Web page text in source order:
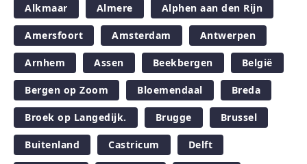
Alkmaar Almere Alphen aan den Rijn
Amersfoort Amsterdam Antwerpen
Arnhem Assen Beekbergen België
Bergen op Zoom Bloemendaal Breda
Broek op Langedijk. Brugge Brussel
Buitenland Castricum Delft